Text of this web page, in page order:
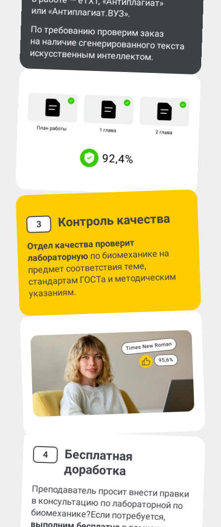
или «Антиплагиат.ВУЗ».
По требованию проверим заказ
на наличие сгенерированного текста
искусственным интеллектом.
3 Контроль качества
Отдел качества проверит
лабораторную по биомеханике на
предмет соответствия теме,
стандартам ГОСТа и методическим
указаниям.
4 Бесплатная
доработка
Преподаватель просит внести правки
в консультацию по лабораторной по
биомеханике?Если потребуется,